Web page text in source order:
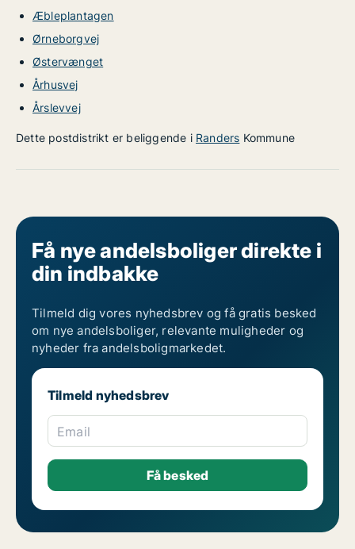
Æbleplantagen
Ørneborgvej
Østervænget
Århusvej
Årslevvej
Dette postdistrikt er beliggende i Randers Kommune
Få nye andelsboliger direkte i
din indbakke
Tilmeld dig vores nyhedsbrev og få gratis besked
om nye andelsboliger, relevante muligheder og
nyheder fra andelsboligmarkedet.
Tilmeld nyhedsbrev
Email